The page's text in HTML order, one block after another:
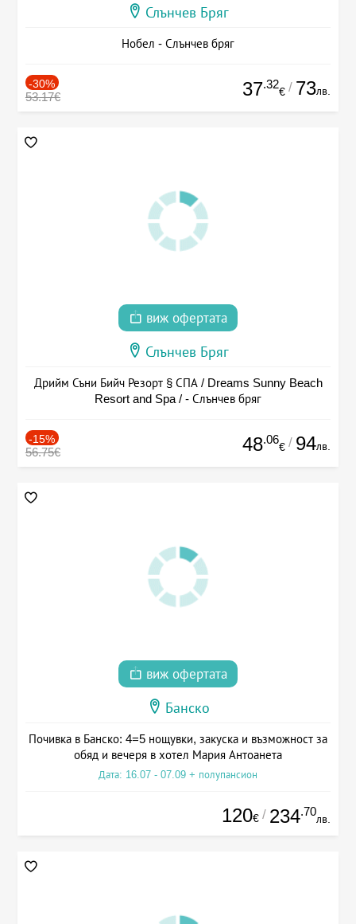
Слънчев Бряг
Нобел - Слънчев бряг
-30%
53.17€ 37.32
€ / 73лв.
виж офертата
Слънчев Бряг
Дрийм Съни Бийч Резорт § СПА / Dreams Sunny Beach
Resort and Spa / - Слънчев бряг
-15%
56.75€ 48.06
€ / 94лв.
виж офертата
Банско
Почивка в Банско: 4=5 нощувки, закуска и възможност за
обяд и вечеря в хотел Мария Антоанета
Дата: 16.07 - 07.09 + полупансион
120€ / 234.70
лв.